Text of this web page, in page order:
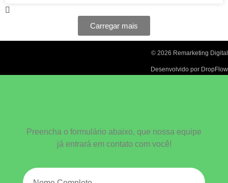
Carregar mais
© 2026 Remarketing Digital
Desenvolvido por DropFlow
Preencha o formulário abaixo, que nossa equipe
já entrará em contato com você!